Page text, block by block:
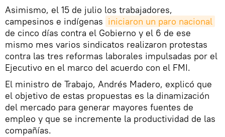
Asimismo, el 15 de julio los trabajadores,
campesinos e indígenas iniciaron un paro nacional
de cinco días contra el Gobierno y el 6 de ese
mismo mes varios sindicatos realizaron protestas
contra las tres reformas laborales impulsadas por el
Ejecutivo en el marco del acuerdo con el FMI.
El ministro de Trabajo, Andrés Madero, explicó que
el objetivo de estas propuestas es la dinamización
del mercado para generar mayores fuentes de
empleo y que se incremente la productividad de las
compañías.